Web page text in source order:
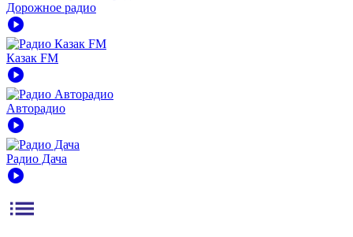
Дорожное радио
play_circle
Казак FM
play_circle
Авторадио
play_circle
Радио Дача
play_circle
list